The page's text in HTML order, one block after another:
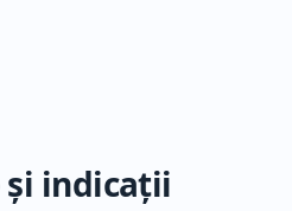
și indicații